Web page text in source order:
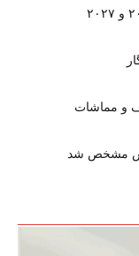
و مماشات
مشخص شد